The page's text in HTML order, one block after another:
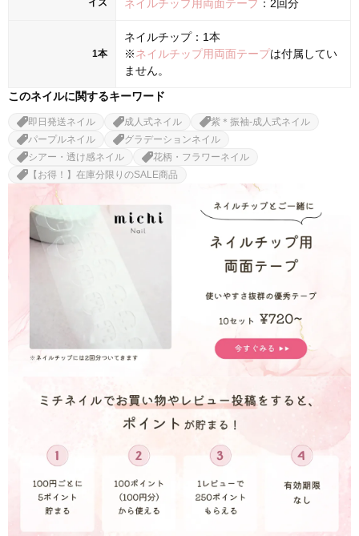
ネイルチップ用両面テープ ：2回分
1本
ネイルチップ：1本
※ネイルチップ用両面テープは付属してい
ません。
このネイルに関するキーワード
即日発送ネイル 成人式ネイル
紫＊振袖-成人式ネイル
パープルネイル
グラデーションネイル
シアー・透け感ネイル
花柄・フラワーネイル
【お得！】在庫分限りのSALE商品